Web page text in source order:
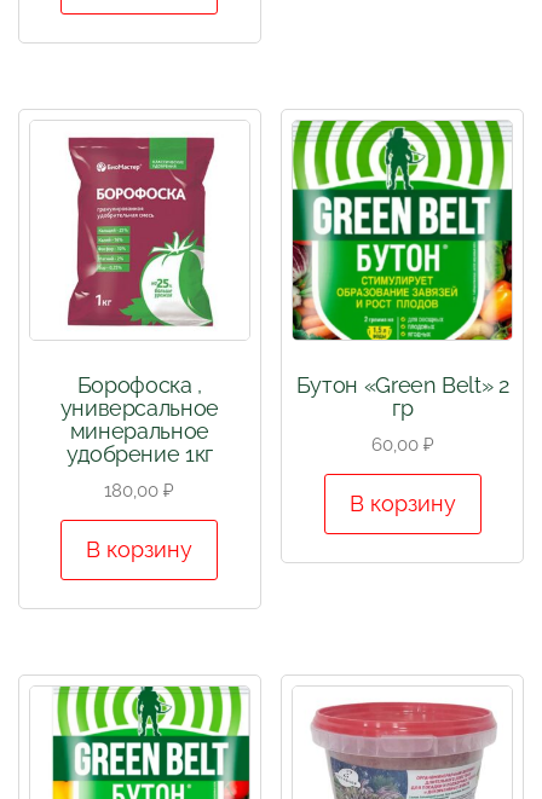
Борофоска ,
универсальное
минеральное
удобрение 1кг
180,00₽
В корзину
Бутон «Green Belt» 2
гр
60,00 ₽
В корзину